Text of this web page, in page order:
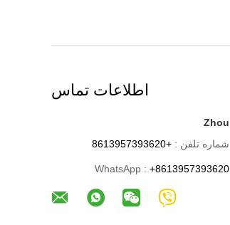
اطلاعات تماس
Zhou
شماره تلفن : +8613957393620
WhatsApp : +8613957393620